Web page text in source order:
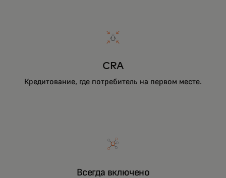
CRA
Кредитование, где потребитель на первом месте.
Всегда включено